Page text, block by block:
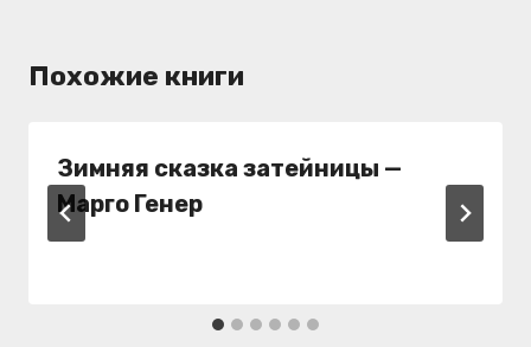
Похожие книги
Зимняя сказка затейницы —
Марго Генер